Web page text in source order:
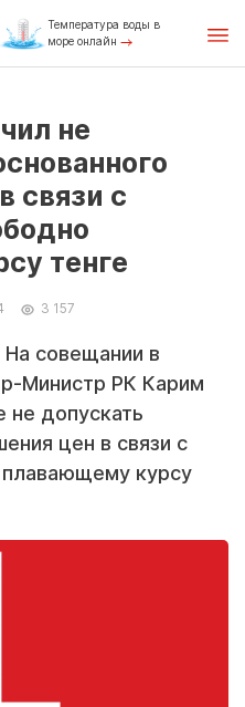
Температура воды в
море онлайн
не
связи с
тенге
3 157
совещании в
Министр РК Карим
не допускать
цен в связи с
курсу